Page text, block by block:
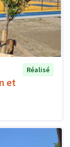
et
Réalisé